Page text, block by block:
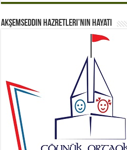
Akşemseddin Hazretleri’nin Hayatı